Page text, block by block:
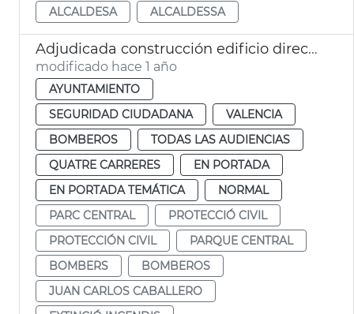
ALCALDESA
ALCALDESSA
Adjudicada construcción edificio dirección bomberos València
modificado hace 1 año
AYUNTAMIENTO
SEGURIDAD CIUDADANA
VALENCIA
BOMBEROS
TODAS LAS AUDIENCIAS
QUATRE CARRERES
EN PORTADA
EN PORTADA TEMÁTICA
NORMAL
PARC CENTRAL
PROTECCIÓ CIVIL
PROTECCIÓN CIVIL
PARQUE CENTRAL
BOMBERS
BOMBEROS
JUAN CARLOS CABALLERO